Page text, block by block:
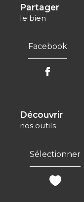
partager
le bien
Facebook
découvrir
nos outils
Sélectionner